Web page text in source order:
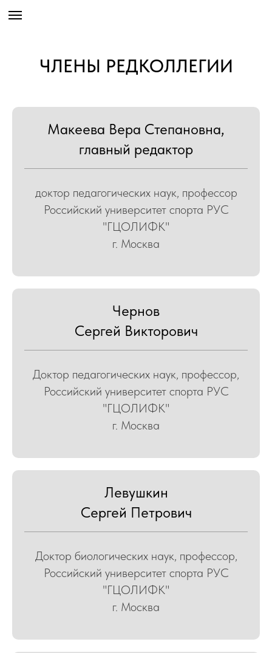
ЧЛЕНЫ РЕДКОЛЛЕГИИ
Макеева Вера Степановна,
главный редактор
доктор педагогических наук, профессор
Российский университет спорта РУС
"ГЦОЛИФК"
г. Москва
Чернов
Сергей Викторович
Доктор педагогических наук, профессор,
Российский университет спорта РУС
"ГЦОЛИФК"
г. Москва
Левушкин
Сергей Петрович
Доктор биологических наук, профессор,
Российский университет спорта РУС
"ГЦОЛИФК"
г. Москва